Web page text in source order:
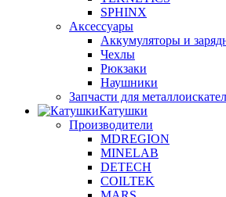
SPHINX
Аксессуары
Аккумуляторы и
Чехлы
Рюкзаки
Наушники
Запчасти для
Катушки
Производители
MDREGION
MINELAB
DETECH
COILTEK